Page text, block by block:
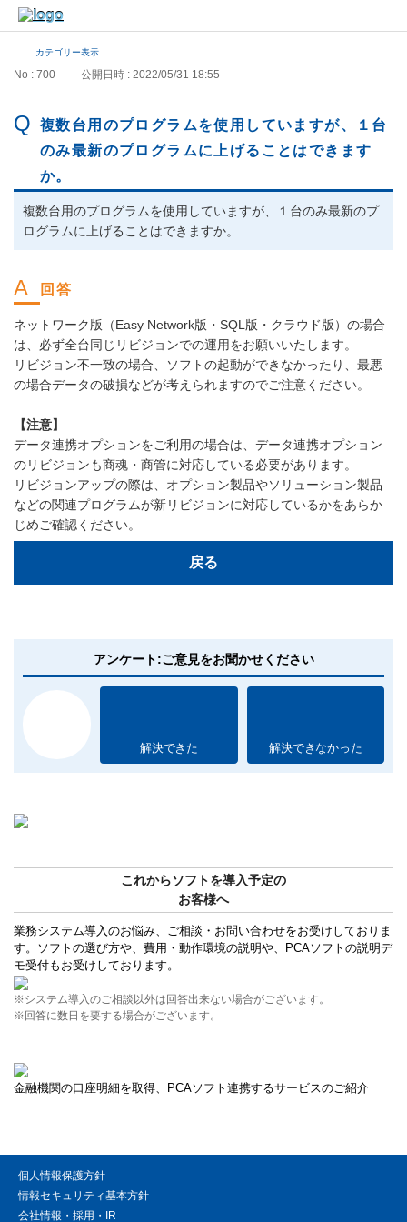
カテゴリー表示
No : 700 公開日時 : 2022/05/31 18:55
複数台用のプログラムを使用していますが、１台
のみ最新のプログラムに上げることはできます
か。
複数台用のプログラムを使用していますが、１台のみ最新のプ
ログラムに上げることはできますか。
ネットワーク版（Easy Network版・SQL版・クラウド版）の場合
は、必ず全台同じリビジョンでの運用をお願いいたします。
リビジョン不一致の場合、ソフトの起動ができなかったり、最悪
の場合データの破損などが考えられますのでご注意ください。
【注意】
データ連携オプションをご利用の場合は、データ連携オプション
のリビジョンも商魂・商管に対応している必要があります。
リビジョンアップの際は、オプション製品やソリューション製品
などの関連プログラムが新リビジョンに対応しているかをあらか
じめご確認ください。
戻る
アンケート:ご意見をお聞かせください
解決できた 解決できなかった
これからソフトを導入予定の
お客様へ
業務システム導入のお悩み、ご相談・お問い合わせをお受けしておりま
す。ソフトの選び方や、費用・動作環境の説明や、PCAソフトの説明デ
モ受付もお受けしております。
※システム導入のご相談以外は回答出来ない場合がございます。
※回答に数日を要する場合がございます。
金融機関の口座明細を取得、PCAソフト連携するサービスのご紹介
個人情報保護方針
情報セキュリティ基本方針
会社情報・採用・IR